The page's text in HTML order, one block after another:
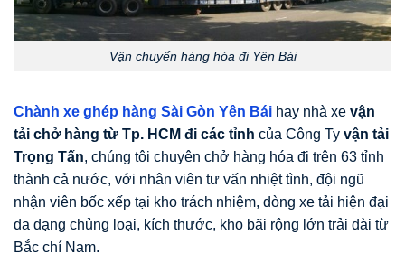
Vận chuyển hàng hóa đi Yên Bái
Chành xe ghép hàng Sài Gòn Yên Bái hay nhà xe vận
tải chở hàng từ Tp. HCM đi các tỉnh của Công Ty vận tải
Trọng Tấn, chúng tôi chuyên chở hàng hóa đi trên 63 tỉnh
thành cả nước, với nhân viên tư vấn nhiệt tình, đội ngũ
nhận viên bốc xếp tại kho trách nhiệm, dòng xe tải hiện đại
đa dạng chủng loại, kích thước, kho bãi rộng lớn trải dài từ
Bắc chí Nam.